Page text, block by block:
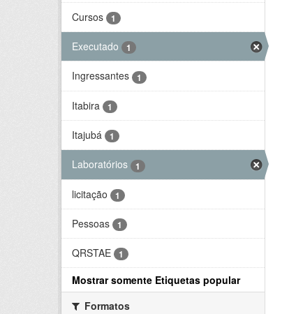
Cursos 1
Executado 1
Ingressantes 1
Itabira 1
Itajubá 1
Laboratórios 1
licitação 1
Pessoas 1
QRSTAE 1
Mostrar somente Etiquetas popular
Formatos